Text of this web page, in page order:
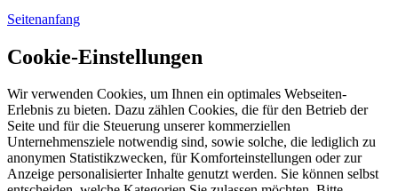
Seitenanfang
Cookie-Einstellungen
Wir verwenden Cookies, um Ihnen ein optimales Webseiten-
Erlebnis zu bieten. Dazu zählen Cookies, die für den Betrieb der
Seite und für die Steuerung unserer kommerziellen
Unternehmensziele notwendig sind, sowie solche, die lediglich zu
anonymen Statistikzwecken, für Komforteinstellungen oder zur
Anzeige personalisierter Inhalte genutzt werden. Sie können selbst